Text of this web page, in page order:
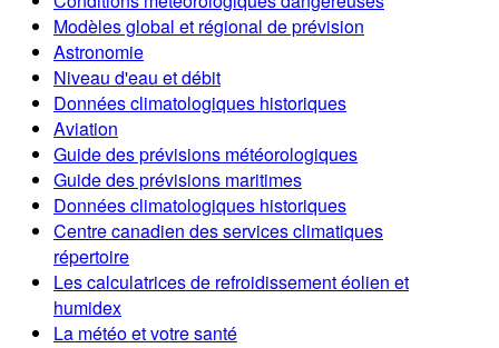
Modèles global et régional de prévision
Astronomie
Niveau d'eau et débit
Données climatologiques historiques
Aviation
Guide des prévisions météorologiques
Guide des prévisions maritimes
Données climatologiques historiques
Centre canadien des services climatiques
répertoire
Les calculatrices de refroidissement éolien et
humidex
La météo et votre santé